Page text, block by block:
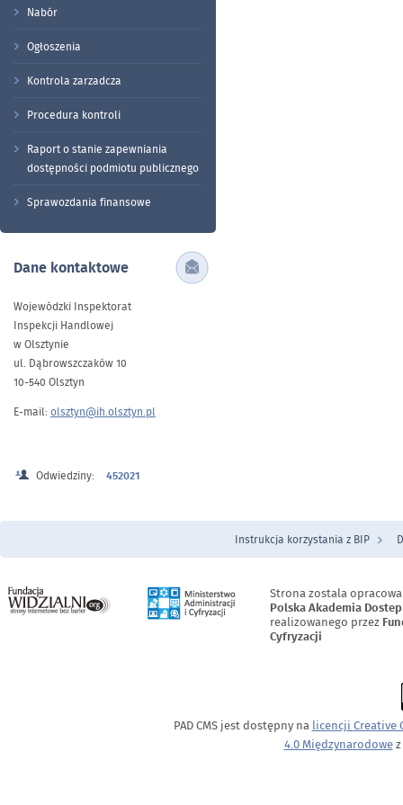
Nabór
Ogłoszenia
Kontrola zarzadcza
Procedura kontroli
Raport o stanie zapewniania
dostępności podmiotu publicznego
Sprawozdania finansowe
Dane kontaktowe
Wojewódzki Inspektorat
Inspekcji Handlowej
w Olsztynie
ul. Dąbrowszczaków 10
10-540 Olsztyn
E-mail: olsztyn@ih.olsztyn.pl
Odwiedziny: 452021
Menu Stopka
Instrukcja korzystania z BIP
Strona zostala
Polska Akademia
realizowanego przez
Cyfryzacji
PAD CMS jest dostępny na licencji Creative
4.0 Międzynarodowez